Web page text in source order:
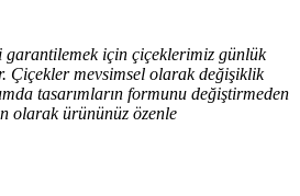
garantilemek için çiçeklerimiz günlük
Çiçekler mevsimsel olarak değişiklik
tasarımların formunu değiştirmeden
olarak ürününüz özenle